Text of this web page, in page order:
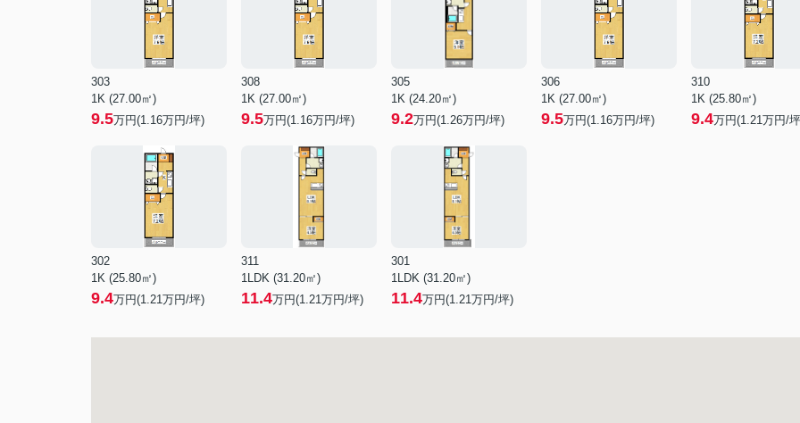
303
1K (27.00㎡)
9.5万円(1.16万円/坪)
308
1K (27.00㎡)
9.5万円(1.16万円/坪)
305
1K (24.20㎡)
9.2万円(1.26万円/坪)
306
1K (27.00㎡)
9.5万円(1.16万円/坪)
310
1K (25.80㎡)
9.4万円(1.21万円/
302
1K (25.80㎡)
9.4万円(1.21万円/坪)
311
1LDK (31.20㎡)
11.4万円(1.21万円/坪)
301
1LDK (31.20㎡)
11.4万円(1.21万円/坪)